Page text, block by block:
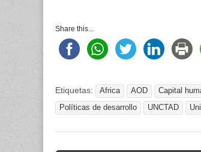
Share this...
Etiquetas: Africa AOD Capital
Políticas de desarrollo
UNCTAD